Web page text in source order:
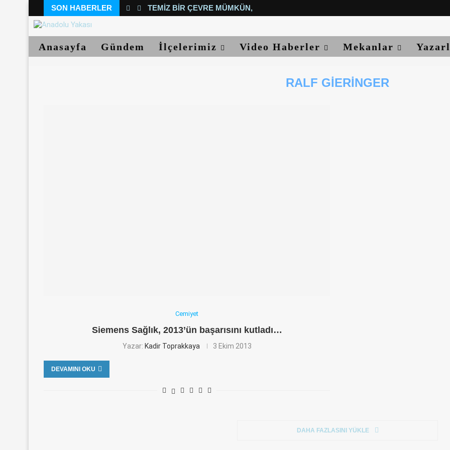
SON HABERLER TEMIZ BIR ÇEVRE MÜMKÜN, YETER...
Anasayfa Gündem İlçelerimiz Video Haberler Mekanlar
RALF GIERINGER
Cemiyet
Siemens Sağlık, 2013’ün başarısını kutladı…
Yazar: Kadir Toprakkaya 3 Ekim 2013
DEVAMINI OKU
DAHA FAZLASINI YÜKLE